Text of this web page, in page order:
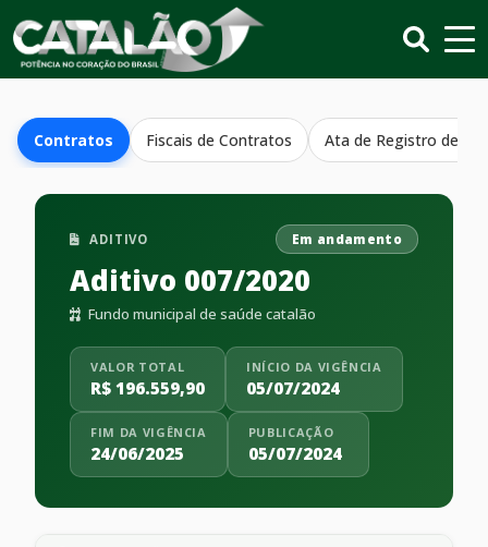
Contratos Fiscais de Contratos Ata de Registro de
ADITIVO Em andamento
Aditivo 007/2020
Fundo municipal de saúde catalão
VALOR TOTAL
R$ 196.559,90
INÍCIO DA VIGÊNCIA
05/07/2024
FIM DA VIGÊNCIA
24/06/2025
PUBLICAÇÃO
05/07/2024